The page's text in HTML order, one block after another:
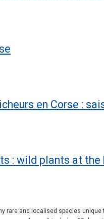
en Corse :
: wild plants at
rare and localised species